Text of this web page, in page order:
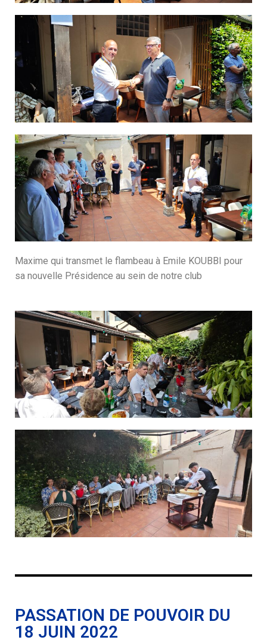
Maxime qui transmet le flambeau à Emile KOUBBI pour
sa nouvelle Présidence au sein de notre club
PASSATION DE POUVOIR DU
18 JUIN 2022